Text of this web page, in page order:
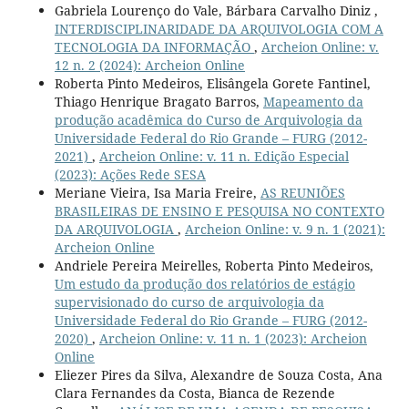
Gabriela Lourenço do Vale, Bárbara Carvalho Diniz ,
INTERDISCIPLINARIDADE DA ARQUIVOLOGIA COM A
TECNOLOGIA DA INFORMAÇÃO , Archeion Online: v.
12 n. 2 (2024): Archeion Online
Roberta Pinto Medeiros, Elisângela Gorete Fantinel,
Thiago Henrique Bragato Barros, Mapeamento da
produção acadêmica do Curso de Arquivologia da
Universidade Federal do Rio Grande – FURG (2012-
2021) , Archeion Online: v. 11 n. Edição Especial
(2023): Ações Rede SESA
Meriane Vieira, Isa Maria Freire, AS REUNIÕES
BRASILEIRAS DE ENSINO E PESQUISA NO CONTEXTO
DA ARQUIVOLOGIA , Archeion Online: v. 9 n. 1 (2021):
Archeion Online
Andriele Pereira Meirelles, Roberta Pinto Medeiros,
Um estudo da produção dos relatórios de estágio
supervisionado do curso de arquivologia da
Universidade Federal do Rio Grande – FURG (2012-
2020) , Archeion Online: v. 11 n. 1 (2023): Archeion
Online
Eliezer Pires da Silva, Alexandre de Souza Costa, Ana
Clara Fernandes da Costa, Bianca de Rezende